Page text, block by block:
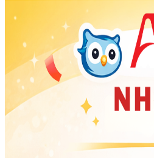
KHÓA HỌC VIDEO
Tin tức
TIẾNG ANH MẤT GỐC
TIẾNG ANH GIAO TIẾP
KINH NGHIỆM HỌC
Sự kiện
Chính sách bảo hành và cam kết